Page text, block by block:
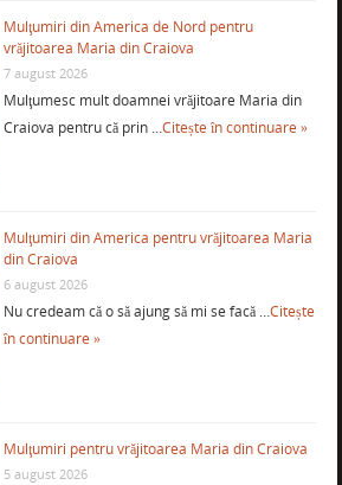
Mulţumiri din America de Nord pentru
vrăjitoarea Maria din Craiova
7 august 2026
Mulţumesc mult doamnei vrăjitoare Maria din
Craiova pentru că prin …Citește în continuare »
Mulţumiri din America pentru vrăjitoarea Maria
din Craiova
6 august 2026
Nu credeam că o să ajung să mi se facă …Citește
în continuare »
Mulţumiri pentru vrăjitoarea Maria din Craiova
5 august 2026